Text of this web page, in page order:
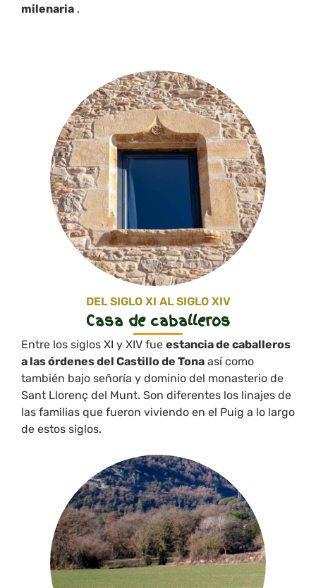
milenaria .
DEL SIGLO XI AL SIGLO XIV
Casa de caballeros
Entre los siglos XI y XIV fue estancia de caballeros
a las órdenes del Castillo de Tona así como
también bajo señoría y dominio del monasterio de
Sant Llorenç del Munt. Son diferentes los linajes de
las familias que fueron viviendo en el Puig a lo largo
de estos siglos.